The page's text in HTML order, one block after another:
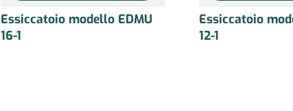
Essiccatoio modello EDMU
16-1
Essiccatoio
12-1